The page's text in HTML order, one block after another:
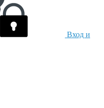
Вход и